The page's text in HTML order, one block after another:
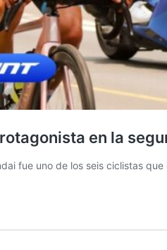
en la
fue uno de los seis ciclistas